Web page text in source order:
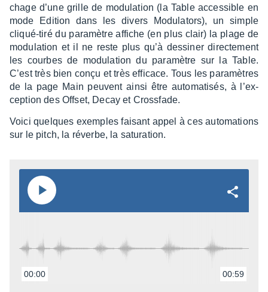
chage d’une grille de modu­la­tion (la Table acces­sible en
mode Edition dans les divers Modu­la­tors), un simple
cliqué-tiré du para­mètre affiche (en plus clair) la plage de
modu­la­tion et il ne reste plus qu’à dessi­ner direc­te­ment
les courbes de modu­la­tion du para­mètre sur la Table.
C’est très bien conçu et très effi­cace. Tous les para­mètres
de la page Main peuvent ainsi être auto­ma­ti­sés, à l’ex­
cep­tion des Offset, Decay et Cross­fade.
Voici quelques exemples faisant appel à ces auto­ma­tions
sur le pitch, la réverbe, la satu­ra­tion.
00:00 00:59